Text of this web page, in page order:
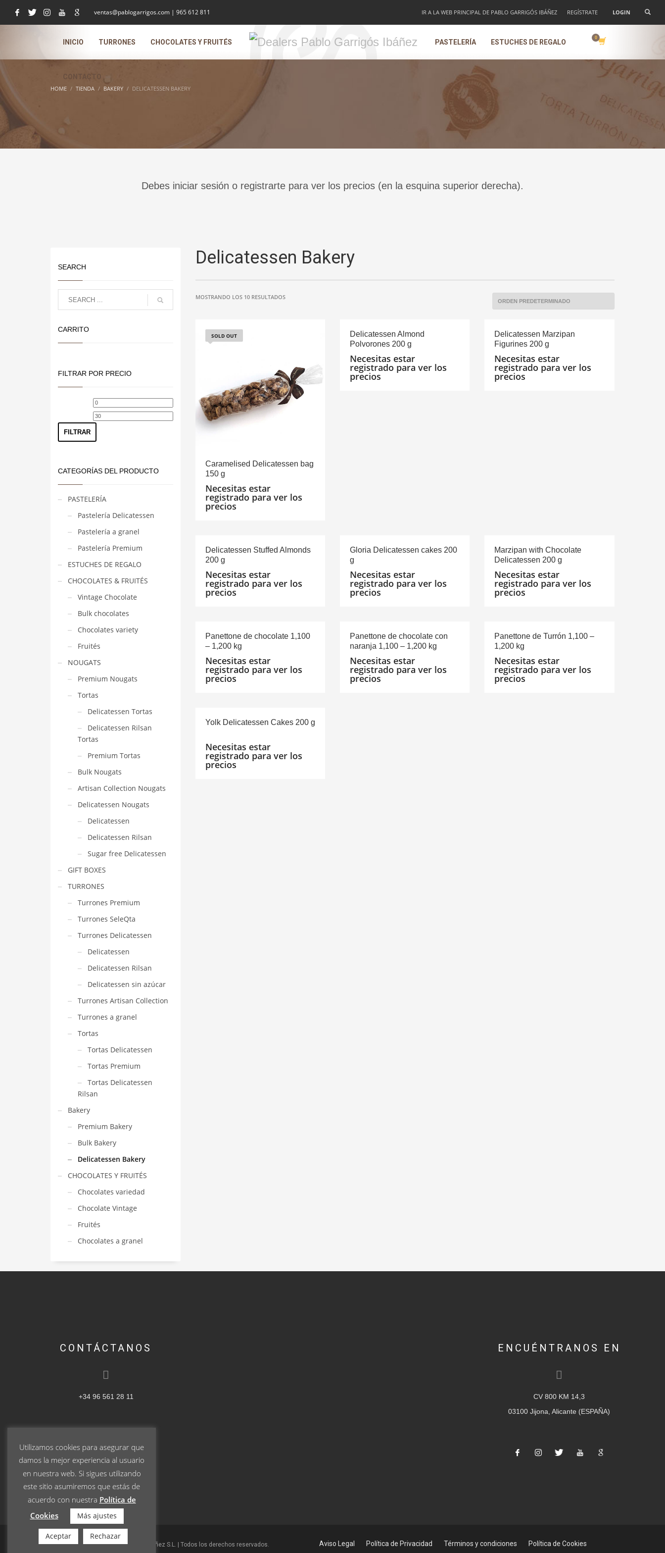
ventas@pablogarrigos.com | 965 612 811 IR A LA WEB PRINCIPAL DE PABLO GARRIGÓS IBÁÑEZ REGÍSTRATE LOGIN
INICIO TURRONES CHOCOLATES Y FRUITÉS PASTELERÍA ESTUCHES DE REGALO
CONTACTO
HOME TIENDA BAKERY DELICATESSEN BAKERY
Debes iniciar sesión o registrarte para ver los precios (en la esquina superior derecha).
Delicatessen Bakery
MOSTRANDO LOS 10 RESULTADOS
SOLD OUT
Caramelised Delicatessen bag
150 g
Necesitas estar
registrado para ver los
precios
Delicatessen Almond
Polvorones 200 g
Necesitas estar
registrado para ver los
precios
Delicatessen Marzipan
Figurines 200 g
Necesitas estar
registrado para ver los
precios
Delicatessen Stuffed Almonds
200 g
Necesitas estar
registrado para ver los
precios
Gloria Delicatessen cakes 200
g
Necesitas estar
registrado para ver los
precios
Marzipan with Chocolate
Delicatessen 200 g
Necesitas estar
registrado para ver los
precios
Panettone de chocolate 1,100
– 1,200 kg
Necesitas estar
registrado para ver los
precios
Panettone de chocolate con
naranja 1,100 – 1,200 kg
Necesitas estar
registrado para ver los
precios
Panettone de Turrón 1,100 –
1,200 kg
Necesitas estar
registrado para ver los
precios
Yolk Delicatessen Cakes 200 g
Necesitas estar
registrado para ver los
precios
SEARCH
CARRITO
FILTRAR POR PRECIO
Precio
mínimo
FILTRAR
CATEGORÍAS DEL PRODUCTO
PASTELERÍA
Pastelería Delicatessen
Pastelería a granel
Pastelería Premium
ESTUCHES DE REGALO
CHOCOLATES & FRUITÉS
Vintage Chocolate
Bulk chocolates
Chocolates variety
Fruités
NOUGATS
Premium Nougats
Tortas
Delicatessen Tortas
Delicatessen Rilsan
Tortas
Premium Tortas
Bulk Nougats
Artisan Collection Nougats
Delicatessen Nougats
Delicatessen
Delicatessen Rilsan
Sugar free Delicatessen
GIFT BOXES
TURRONES
Turrones Premium
Turrones SeleQta
Turrones Delicatessen
Delicatessen
Delicatessen Rilsan
Delicatessen sin azúcar
Turrones Artisan Collection
Turrones a granel
Tortas
Tortas Delicatessen
Tortas Premium
Tortas Delicatessen
Rilsan
Bakery
Premium Bakery
Bulk Bakery
Delicatessen Bakery
CHOCOLATES Y FRUITÉS
Chocolates variedad
Chocolate Vintage
Fruités
Chocolates a granel
CONTÁCTANOS
+34 96 561 28 11
ventas@pablogarrigos.com
ENCUÉNTRANOS EN
CV 800 KM 14,3
03100 Jijona, Alicante (ESPAÑA)
© 2023 Turrones Pablo Garrigós Ibáñez S.L. | Todos los derechos reservados. Aviso Legal Política de Privacidad Términos y condiciones Política de Cookies
Utilizamos cookies para asegurar que
damos la mejor experiencia al usuario
en nuestra web. Si sigues utilizando
este sitio asumiremos que estás de
acuerdo con nuestra Política de
Cookies
Más ajustes
Aceptar Rechazar